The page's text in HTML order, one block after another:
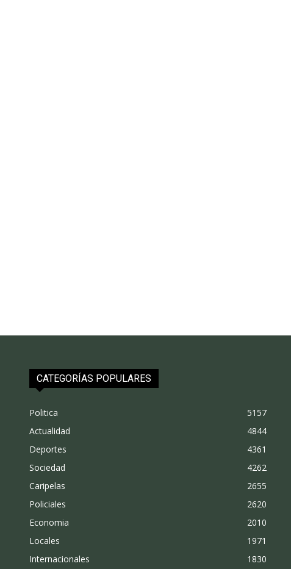
CATEGORÍAS POPULARES
Politica
5157
Actualidad
4844
Deportes
4361
Sociedad
4262
Caripelas
2655
Policiales
2620
Economia
2010
Locales
1971
Internacionales
1830